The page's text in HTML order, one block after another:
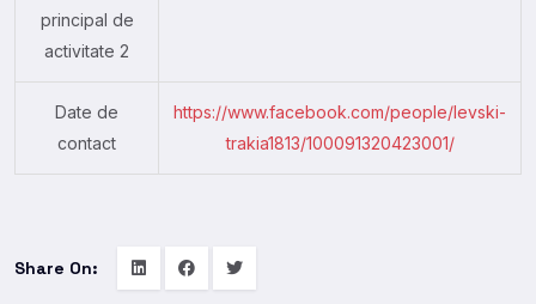
principal de
activitate 2
Date de
contact
https://www.facebook.com/people/levski-
trakia1813/100091320423001/
Share On: